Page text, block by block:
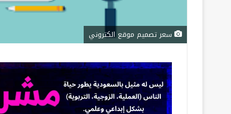
سعر تصميم موقع الكتروني